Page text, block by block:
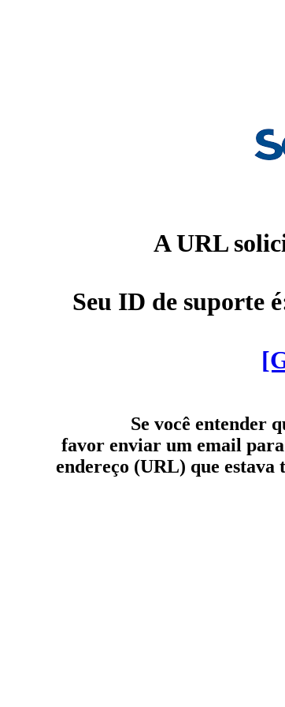
A URL
Seu ID de suporte
Se você entender
favor enviar um email
endereço (URL) que estava